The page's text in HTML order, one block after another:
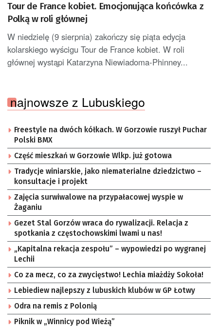
Tour de France kobiet. Emocjonująca końcówka z
Polką w roli głównej
W niedzielę (9 sierpnia) zakończy się piąta edycja
kolarskiego wyścigu Tour de France kobiet. W roli
głównej wystąpi Katarzyna Niewiadoma-Phinney...
najnowsze z Lubuskiego
Freestyle na dwóch kółkach. W Gorzowie ruszył Puchar
Polski BMX
Część mieszkań w Gorzowie Wlkp. już gotowa
Tradycje winiarskie, jako niematerialne dziedzictwo –
konsultacje i projekt
Zajęcia surwiwalowe na przypałacowej wyspie w
Żaganiu
Gezet Stal Gorzów wraca do rywalizacji. Relacja z
spotkania z częstochowskimi lwami u nas!
„Kapitalna rekacja zespołu” – wypowiedzi po wygranej
Lechii
Co za mecz, co za zwycięstwo! Lechia miażdży Sokoła!
Lebiediew najlepszy z lubuskich klubów w GP Łotwy
Odra na remis z Polonią
Piknik w „Winnicy pod Wieżą”